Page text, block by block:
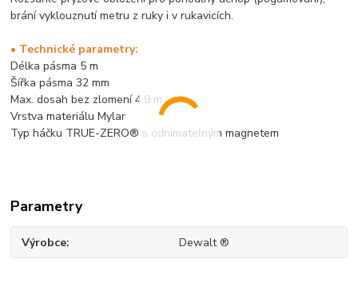
brání vyklouznutí metru z ruky i v rukavicích.
• Technické parametry:
Délka pásma 5 m
Šířka pásma 32 mm
Max. dosah bez zlomení 4,9 m
Vrstva materiálu Mylar
Typ háčku TRUE-ZERO® s odnímatelným magnetem
Parametry
Výrobce Dewalt ®